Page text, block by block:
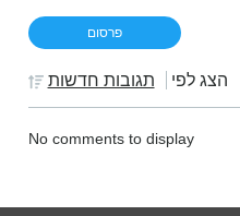
הצג לפי תגובות חדשות
No comments to display